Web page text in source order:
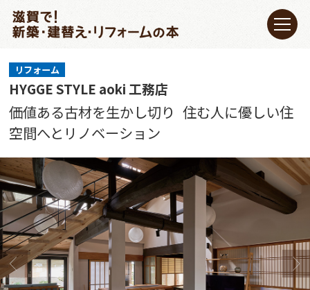
リフォーム
HYGGE STYLE aoki 工務店
価値ある古材を生かし切り 住む人に優しい住
空間へとリノベーション